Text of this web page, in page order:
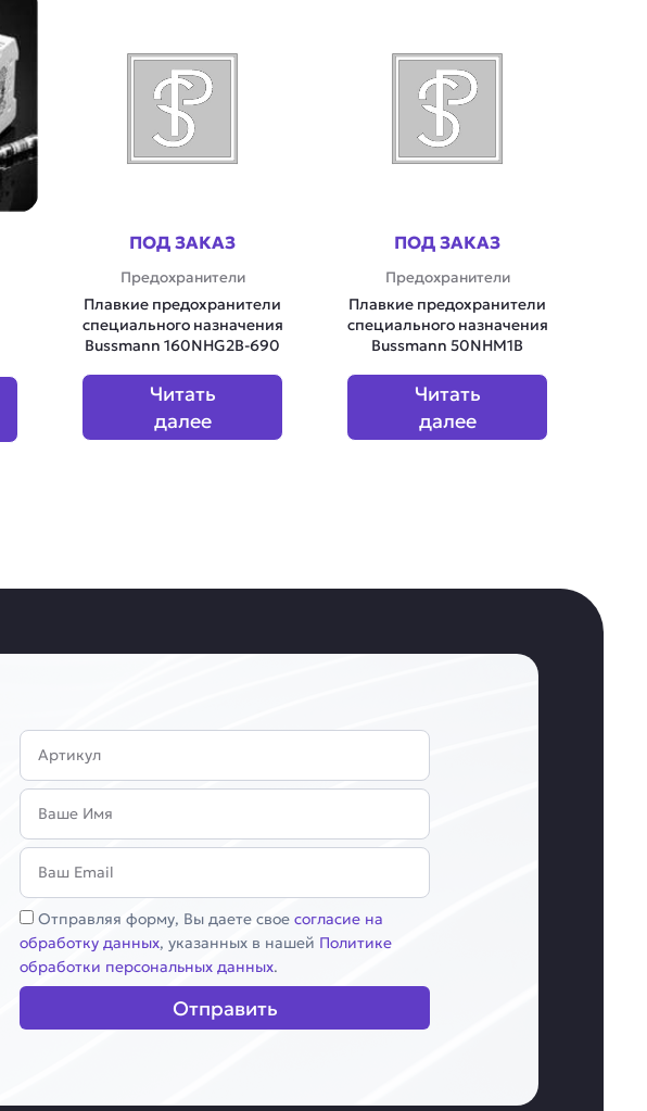
ПОД ЗАКАЗ
Предохранители
Плавкие предохранители
специального назначения
Bussmann 160NHG2B-690
Читать
далее
ПОД ЗАКАЗ
Предохранители
Плавкие предохранители
специального назначения
Bussmann 50NHM1B
Читать
далее
Артикул
Имя
Email
Соглашение
Отправляя форму, Вы даете своесогласие на
обработку данных, указанных в нашей Политике
обработки персональных данных.
Отправить